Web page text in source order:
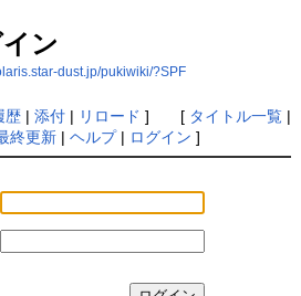
ン
dust.jp/pukiwiki/?SPF
歴| 添付| リロード ] [ タイトル一覧|
終更新| ヘルプ| ログイン ]